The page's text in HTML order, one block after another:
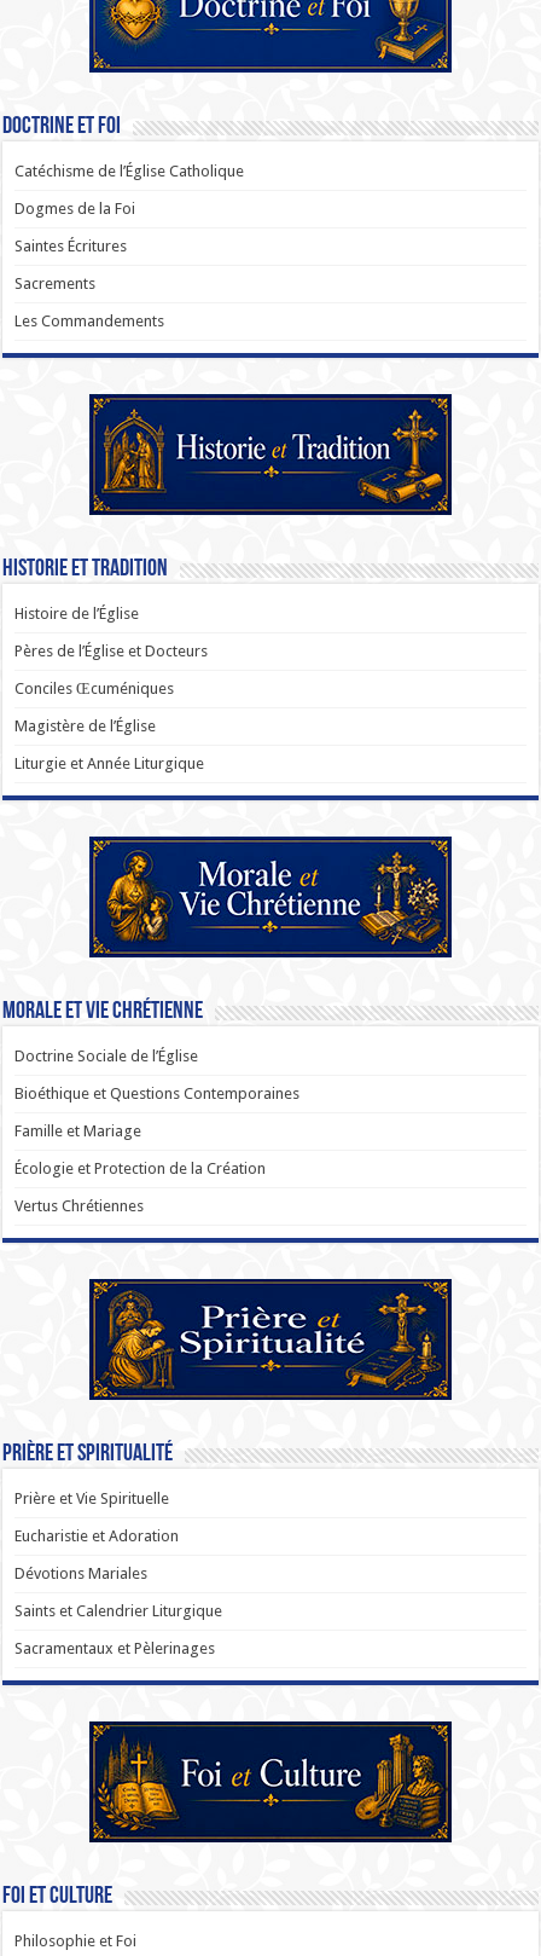
Doctrine et Foi
Catéchisme de l’Église Catholique
Dogmes de la Foi
Saintes Écritures
Sacrements
Les Commandements
Historie et Tradition
Histoire de l’Église
Pères de l’Église et Docteurs
Conciles Œcuméniques
Magistère de l’Église
Liturgie et Année Liturgique
Morale et Vie Chrétienne
Doctrine Sociale de l’Église
Bioéthique et Questions Contemporaines
Famille et Mariage
Écologie et Protection de la Création
Vertus Chrétiennes
Prière et Spiritualité
Prière et Vie Spirituelle
Eucharistie et Adoration
Dévotions Mariales
Saints et Calendrier Liturgique
Sacramentaux et Pèlerinages
Foi et Culture
Philosophie et Foi